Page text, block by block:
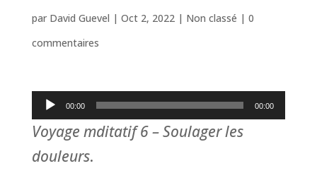
par David Guevel | Oct 2, 2022| Non classé | 0
commentaires
Lecteur
audio
00:00 00:00
Voyage mditatif 6 – Soulager les
douleurs.